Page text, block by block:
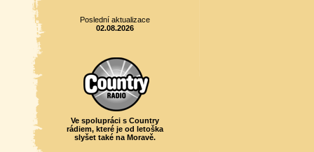
Poslední aktualizace
02.08.2026
Ve spolupráci s Country
rádiem, které je od letoška
slyšet také na Moravě.